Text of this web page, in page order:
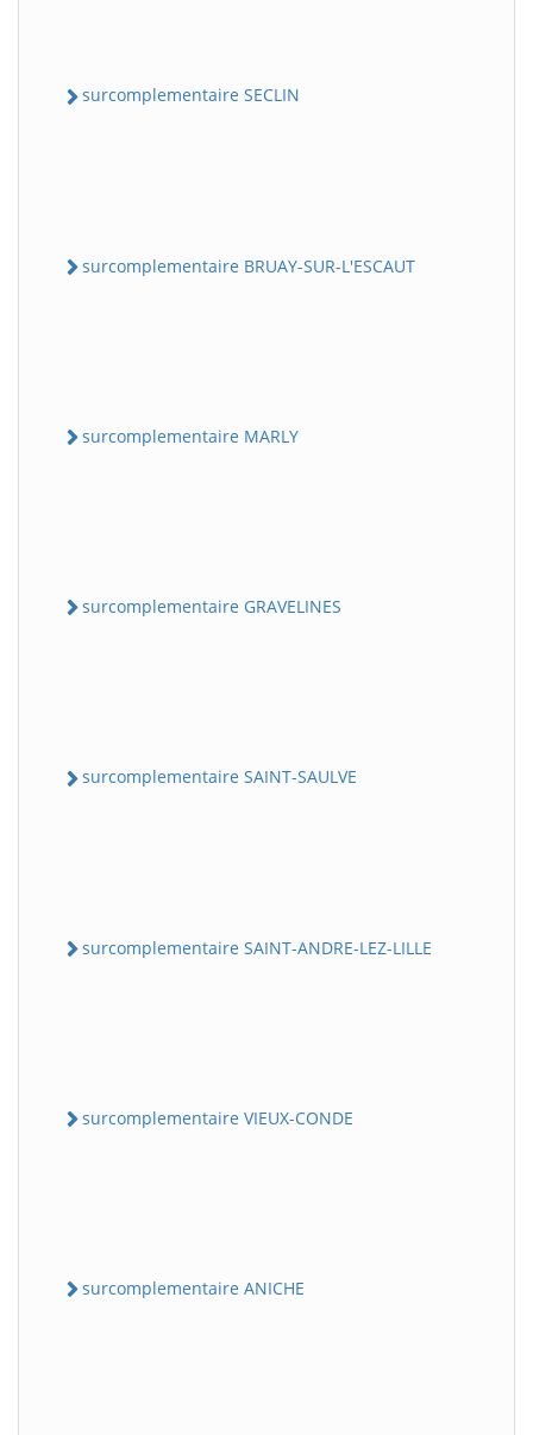
surcomplementaire SECLIN
surcomplementaire BRUAY-SUR-L'ESCAUT
surcomplementaire MARLY
surcomplementaire GRAVELINES
surcomplementaire SAINT-SAULVE
surcomplementaire SAINT-ANDRE-LEZ-LILLE
surcomplementaire VIEUX-CONDE
surcomplementaire ANICHE